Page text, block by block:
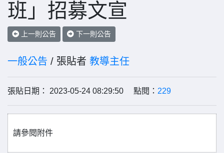
班」招募文宣
上一則公告 下一則公告
一般公告 / 張貼者 教導主任
張貼日期： 2023-05-24 08:29:50 點閱： 229
請參閱附件